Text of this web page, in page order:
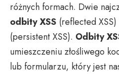
różnych formach. Dwie
odbity XSS (reflected
(persistent XSS). Odbity
umieszczeniu złośliwego
lub formularzu, który jest